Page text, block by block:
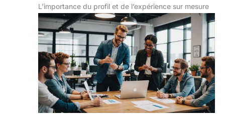
L’importance du profil et de l’expérience sur mesure